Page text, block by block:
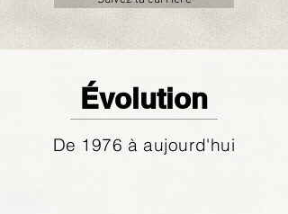
Évolution
De 1976 à aujourd'hui